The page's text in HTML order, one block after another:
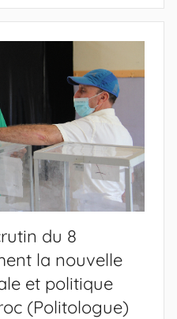
du 8
la nouvelle
et politique
(Politologue)